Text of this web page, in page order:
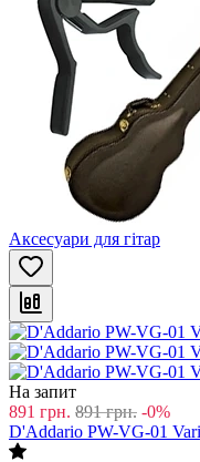
Аксесуари для гітар
На запит
891 грн. 891 грн. -0%
D'Addario PW-VG-01